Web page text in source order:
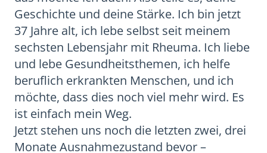
Geschichte und deine Stärke. Ich bin jetzt
37 Jahre alt, ich lebe selbst seit meinem
sechsten Lebensjahr mit Rheuma. Ich liebe
und lebe Gesundheitsthemen, ich helfe
beruflich erkrankten Menschen, und ich
möchte, dass dies noch viel mehr wird. Es
ist einfach mein Weg.
Jetzt stehen uns noch die letzten zwei, drei
Monate Ausnahmezustand bevor –